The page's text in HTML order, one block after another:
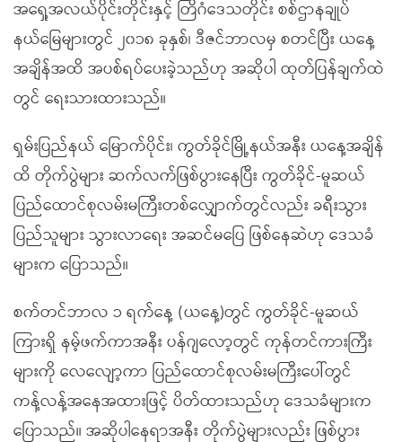
အရှေ့အလယ်ပိုင်းတိုင်းနှင့် တြိဂံဒေသတိုင်း စစ်ဌာနချုပ်
နယ်မြေများတွင် ၂၀၁၈ ခုနှစ်၊ ဒီဇင်ဘာလမှ စတင်ပြီး ယနေ့
အချိန်အထိ အပစ်ရပ်ပေးခဲ့သည်ဟု အဆိုပါ ထုတ်ပြန်ချက်ထဲ
တွင် ရေးသားထားသည်။
ရှမ်းပြည်နယ် မြောက်ပိုင်း၊ ကွတ်ခိုင်မြို့နယ်အနီး ယနေ့အချိန်
ထိ တိုက်ပွဲများ ဆက်လက်ဖြစ်ပွားနေပြီး ကွတ်ခိုင်-မူဆယ်
ပြည်ထောင်စုလမ်းမကြီးတစ်လျှောက်တွင်လည်း ခရီးသွား
ပြည်သူများ သွားလာရေး အဆင်မပြေ ဖြစ်နေဆဲဟု ဒေသခံ
များက ပြောသည်။
စက်တင်ဘာလ ၁ ရက်နေ့ (ယနေ့)တွင် ကွတ်ခိုင်-မူဆယ်
ကြားရှိ နမ့်ဖက်ကာအနီး ပန်ဂျလော့တွင် ကုန်တင်ကားကြီး
များကို လေလျော့ကာ ပြည်ထောင်စုလမ်းမကြီးပေါ်တွင်
ကန့်လန့်အနေအထားဖြင့် ပိတ်ထားသည်ဟု ဒေသခံများက
ပြောသည်။ အဆိုပါနေရာအနီး တိုက်ပွဲများလည်း ဖြစ်ပွား